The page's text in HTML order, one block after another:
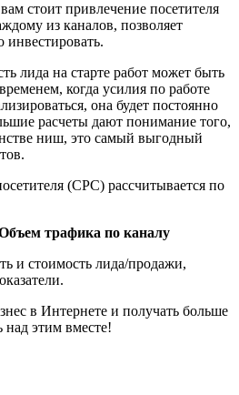
стоит привлечение посетителя
из каналов, позволяет
инвестировать.
лида на старте работ может быть
когда усилия по работе
она будет постоянно
расчеты дают понимание того,
ниш, это самый выгодный
(CPC) рассчитывается по
трафика по каналу
и стоимость лида/продажи,
в Интернете и получать больше
над этим вместе!